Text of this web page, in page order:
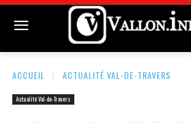
ACCUEIL ACTUALITÉ VAL-DE-TRAVERS
Actualité Val-de-Travers